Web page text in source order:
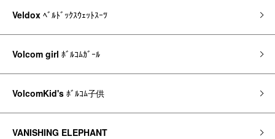
Veldox ﾍﾞﾙﾄﾞｯｸｽｳｪｯﾄｽｰﾂ
Volcom girl ﾎﾞﾙｺﾑｶﾞｰﾙ
VolcomKid's ﾎﾞﾙｺﾑ子供
VANISHING ELEPHANT